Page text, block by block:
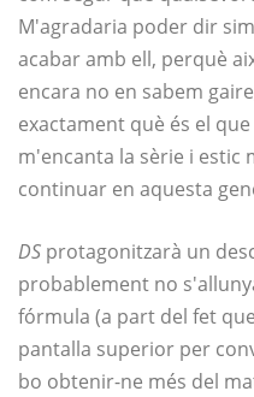
M'agradaria poder dir
acabar amb ell, perquè
encara no en sabem
exactament què és el
m'encanta la sèrie i estic
continuar en aquesta
DS protagonitzarà un
probablement no
fórmula (a part del fet
pantalla superior per
bo obtenir-ne més del